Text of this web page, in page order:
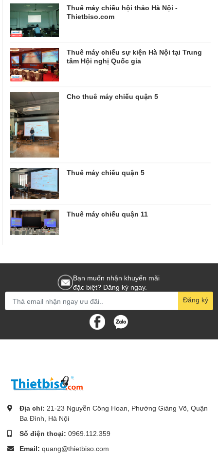
Thuê máy chiếu hội thảo Hà Nội -
Thietbiso.com
Thuê máy chiếu sự kiện Hà Nội tại Trung
tâm Hội nghị Quốc gia
Cho thuê máy chiếu quận 5
Thuê máy chiếu quận 5
Thuê máy chiếu quận 11
Bạn muốn nhận khuyến mãi
đặc biệt? Đăng ký ngay.
Đăng ký
Địa chỉ: 21-23 Nguyễn Công Hoan, Phường Giảng Võ, Quận
Ba Đình, Hà Nội
Số điện thoại: 0969.112.359
Email: quang@thietbiso.com